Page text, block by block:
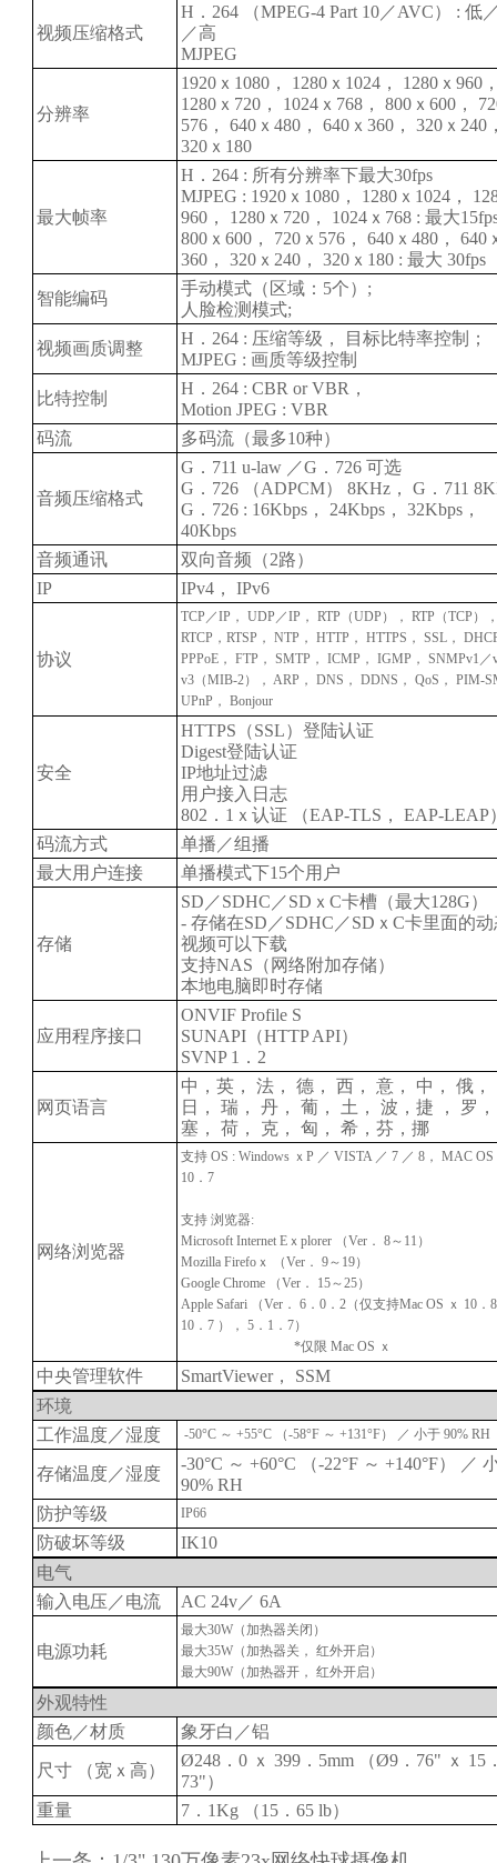
视频压缩格式
H．264 （MPEG-4 Part 10／AVC） : 低
／高
MJPEG
分辨率
1920ｘ1080， 1280ｘ1024， 1280ｘ960
1280ｘ720， 1024ｘ768， 800ｘ600，
576， 640ｘ480， 640ｘ360， 320ｘ240
320ｘ180
最大帧率
H．264 : 所有分辨率下最大30fps
MJPEG : 1920ｘ1080， 1280ｘ1024，
960， 1280ｘ720， 1024ｘ768 : 最大
800ｘ600， 720ｘ576， 640ｘ480， 640
360， 320ｘ240， 320ｘ180 : 最大 30fps
智能编码
手动模式（区域：5个）;
人脸检测模式;
视频画质调整
H．264 : 压缩等级， 目标比特率控制；
MJPEG : 画质等级控制
比特控制
H．264 : CBR or VBR，
Motion JPEG : VBR
码流
多码流（最多10种）
音频压缩格式
G．711 u-law ／G．726 可选
G．726 （ADPCM） 8KHz， G．711
G．726 : 16Kbps， 24Kbps， 32Kbps，
40Kbps
音频通讯
双向音频（2路）
IP
IPv4， IPv6
协议
TCP／IP， UDP／IP， RTP（UDP）， RTP（TCP）
RTCP，RTSP， NTP， HTTP， HTTPS， SSL，
PPPoE， FTP， SMTP， ICMP， IGMP， SNMPv1／
v3（MIB-2）， ARP， DNS， DDNS， QoS， PIM-
UPnP， Bonjour
安全
HTTPS（SSL）登陆认证
Digest登陆认证
IP地址过滤
用户接入日志
802．1ｘ认证 （EAP-TLS， EAP-LEAP
码流方式
单播／组播
最大用户连接
单播模式下15个用户
存储
SD／SDHC／SDｘC卡槽（最大128G）
- 存储在SD／SDHC／SDｘC卡里面的
视频可以下载
支持NAS（网络附加存储）
本地电脑即时存储
应用程序接口
ONVIF Profile S
SUNAPI（HTTP API）
SVNP 1．2
网页语言
中，英， 法， 德， 西， 意， 中， 俄，
日， 瑞， 丹， 葡， 土， 波，捷 ， 罗，
塞， 荷， 克， 匈， 希，芬，挪
网络浏览器
支持 OS : Windows ｘP ／ VISTA ／ 7 ／ 8， MAC OS
10．7
支持 浏览器:
Microsoft Internet Eｘplorer （Ver． 8～11）
Mozilla Firefoｘ （Ver． 9～19）
Google Chrome （Ver． 15～25）
Apple Safari （Ver． 6．0．2（仅支持Mac OS ｘ 10．
10．7 ）， 5．1．7）
*仅限 Mac OS ｘ
中央管理软件
SmartViewer， SSM
环境
工作温度／湿度
-50°C ～ +55°C （-58°F ～ +131°F） ／ 小于 90% RH
存储温度／湿度
-30°C ～ +60°C （-22°F ～ +140°F） ／
90% RH
防护等级
IP66
防破坏等级
IK10
电气
输入电压／电流
AC 24v／ 6A
电源功耗
最大30W（加热器关闭）
最大35W（加热器关， 红外开启）
最大90W（加热器开， 红外开启）
外观特性
颜色／材质
象牙白／铝
尺寸 （宽ｘ高）
Ø248．0 ｘ 399．5mm （Ø9．76" ｘ 15
73"）
重量
7．1Kg （15．65 lb）